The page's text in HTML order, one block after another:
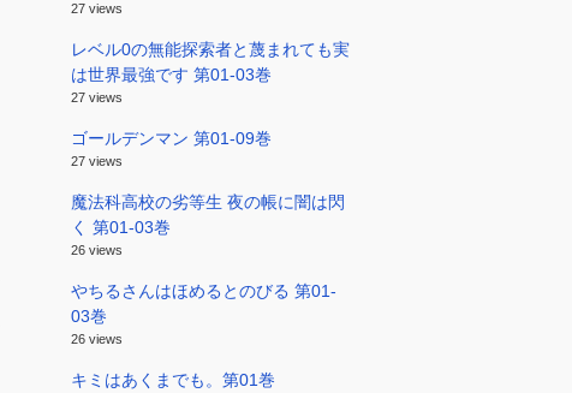
27 views
レベル0の無能探索者と蔑まれても実
は世界最強です 第01-03巻
27 views
ゴールデンマン 第01-09巻
27 views
魔法科高校の劣等生 夜の帳に闇は閃
く 第01-03巻
26 views
やちるさんはほめるとのびる 第01-
03巻
26 views
キミはあくまでも。第01巻